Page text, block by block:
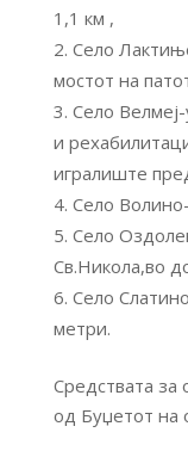
1,1 км ,
Село
мостот на
Село
и
игралиште
Село
Село
Св.Никола,во
Село
метри.
Средствата за
од Буџетот на